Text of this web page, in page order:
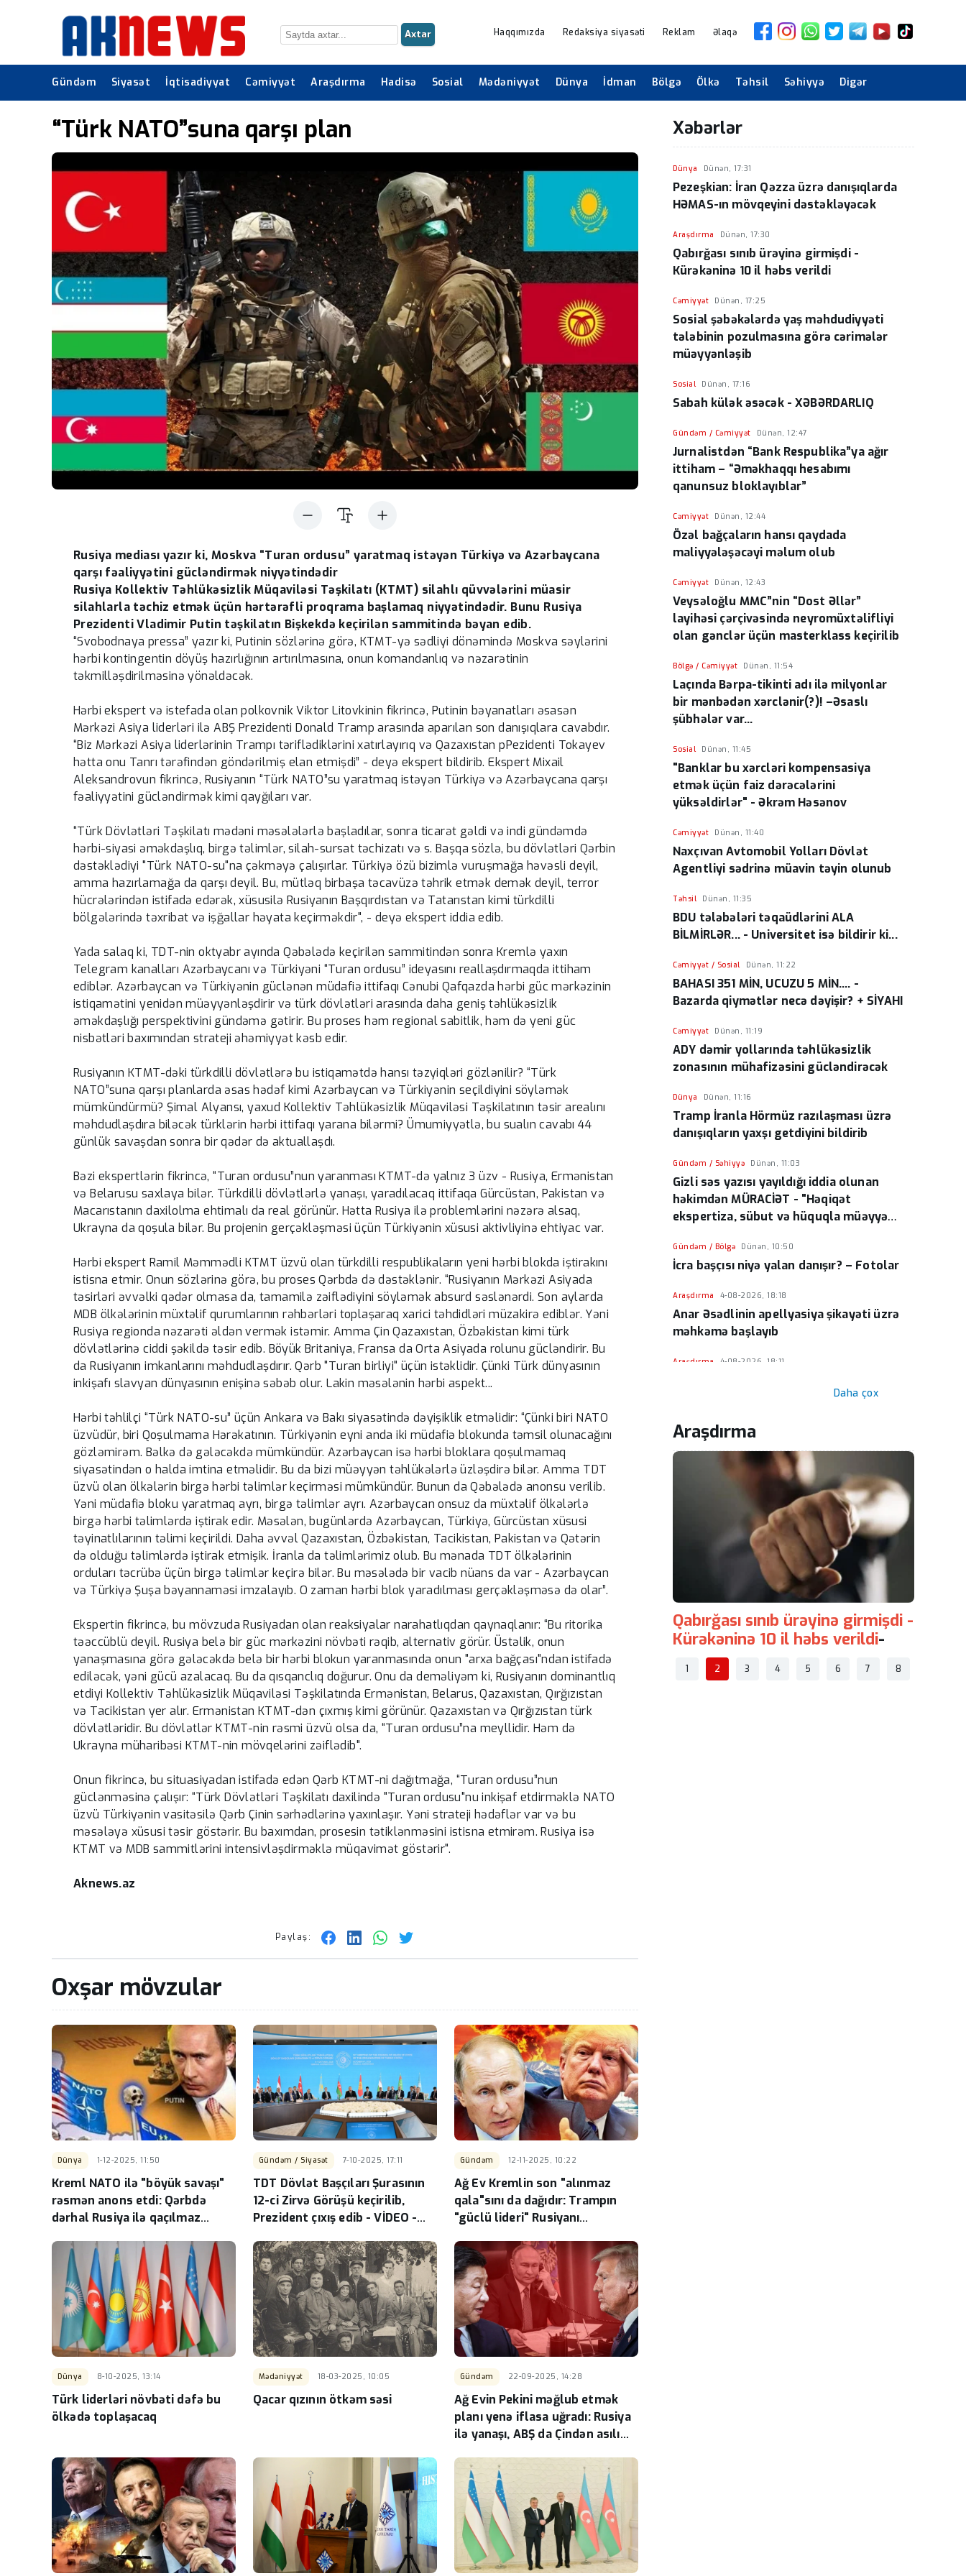
Axtar Haqqımızda Redaksiya siyasəti Reklam Əlaqə
Gündəm Siyasət İqtisadiyyat Cəmiyyət Araşdırma Hadisə Sosial Mədəniyyət Dünya İdman Bölgə Ölkə Təhsil Səhiyyə Digər
“Türk NATO”suna qarşı plan
Rusiya mediası yazır ki, Moskva “Turan ordusu” yaratmaq istəyən Türkiyə və Azərbaycana
qarşı fəaliyyətini gücləndirmək niyyətindədir
Rusiya Kollektiv Təhlükəsizlik Müqaviləsi Təşkilatı (KTMT) silahlı qüvvələrini müasir
silahlarla təchiz etmək üçün hərtərəfli proqrama başlamaq niyyətindədir. Bunu Rusiya
Prezidenti Vladimir Putin təşkilatın Bişkekdə keçirilən sammitində bəyan edib.
“Svobodnaya pressa” yazır ki, Putinin sözlərinə görə, KTMT-yə sədliyi dönəmində Moskva səylərini
hərbi kontingentin döyüş hazırlığının artırılmasına, onun komandanlıq və nəzarətinin
təkmilləşdirilməsinə yönəldəcək.
Hərbi ekspert və istefada olan polkovnik Viktor Litovkinin fikrincə, Putinin bəyanatları əsasən
Mərkəzi Asiya liderləri ilə ABŞ Prezidenti Donald Tramp arasında aparılan son danışıqlara cavabdır.
“Biz Mərkəzi Asiya liderlərinin Trampı təriflədiklərini xatırlayırıq və Qazaxıstan pPezidenti Tokayev
hətta onu Tanrı tərəfindən göndərilmiş elan etmişdi” - deyə ekspert bildirib. Ekspert Mixail
Aleksandrovun fikrincə, Rusiyanın “Türk NATO”su yaratmaq istəyən Türkiyə və Azərbaycana qarşı
fəaliyyətini gücləndirmək kimi qayğıları var.
“Türk Dövlətləri Təşkilatı mədəni məsələlərlə başladılar, sonra ticarət gəldi və indi gündəmdə
hərbi-siyasi əməkdaşlıq, birgə təlimlər, silah-sursat təchizatı və s. Başqa sözlə, bu dövlətləri Qərbin
dəstəklədiyi "Türk NATO-su"na çəkməyə çalışırlar. Türkiyə özü bizimlə vuruşmağa həvəsli deyil,
amma hazırlamağa da qarşı deyil. Bu, mütləq birbaşa təcavüzə təhrik etmək demək deyil, terror
hücrələrindən istifadə edərək, xüsusilə Rusiyanın Başqırdıstan və Tatarıstan kimi türkdilli
bölgələrində təxribat və işğallar həyata keçirməkdir", - deyə ekspert iddia edib.
Yada salaq ki, TDT-nin oktyabr ayında Qəbələdə keçirilən sammitindən sonra Kremlə yaxın
Telegram kanalları Azərbaycanı və Türkiyəni “Turan ordusu” ideyasını reallaşdırmaqda ittiham
ediblər. Azərbaycan və Türkiyənin güclənən müdafiə ittifaqı Cənubi Qafqazda hərbi güc mərkəzinin
istiqamətini yenidən müəyyənləşdirir və türk dövlətləri arasında daha geniş təhlükəsizlik
əməkdaşlığı perspektivini gündəmə gətirir. Bu proses həm regional sabitlik, həm də yeni güc
nisbətləri baxımından strateji əhəmiyyət kəsb edir.
Rusiyanın KTMT-dəki türkdilli dövlətlərə bu istiqamətdə hansı təzyiqləri gözlənilir? “Türk
NATO”suna qarşı planlarda əsas hədəf kimi Azərbaycan və Türkiyənin seçildiyini söyləmək
mümkündürmü? Şimal Alyansı, yaxud Kollektiv Təhlükəsizlik Müqaviləsi Təşkilatının təsir arealını
məhdudlaşdıra biləcək türklərin hərbi ittifaqı yarana bilərmi? Ümumiyyətlə, bu sualın cavabı 44
günlük savaşdan sonra bir qədər də aktuallaşdı.
Bəzi ekspertlərin fikrincə, “Turan ordusu”nun yaranması KTMT-də yalnız 3 üzv - Rusiya, Ermənistan
və Belarusu saxlaya bilər. Türkdilli dövlətlərlə yanaşı, yaradılacaq ittifaqa Gürcüstan, Pakistan və
Macarıstanın daxilolma ehtimalı da real görünür. Hətta Rusiya ilə problemlərini nəzərə alsaq,
Ukrayna da qoşula bilər. Bu projenin gerçəkləşməsi üçün Türkiyənin xüsusi aktivliyinə ehtiyac var.
Hərbi ekspert Ramil Məmmədli KTMT üzvü olan türkdilli respublikaların yeni hərbi blokda iştirakını
istisna etmir. Onun sözlərinə görə, bu proses Qərbdə də dəstəklənir. “Rusiyanın Mərkəzi Asiyada
təsirləri əvvəlki qədər olmasa da, tamamilə zəiflədiyini söyləmək absurd səslənərdi. Son aylarda
MDB ölkələrinin müxtəlif qurumlarının rəhbərləri toplaşaraq xarici təhdidləri müzakirə ediblər. Yəni
Rusiya regionda nəzarəti əldən vermək istəmir. Amma Çin Qazaxıstan, Özbəkistan kimi türk
dövlətlərinə ciddi şəkildə təsir edib. Böyük Britaniya, Fransa da Orta Asiyada rolunu gücləndirir. Bu
da Rusiyanın imkanlarını məhdudlaşdırır. Qərb "Turan birliyi" üçün istəklidir. Çünki Türk dünyasının
inkişafı slavyan dünyasının enişinə səbəb olur. Lakin məsələnin hərbi aspekt...
Hərbi təhlilçi “Türk NATO-su” üçün Ankara və Bakı siyasətində dəyişiklik etməlidir: “Çünki biri NATO
üzvüdür, biri Qoşulmama Hərəkatının. Türkiyənin eyni anda iki müdafiə blokunda təmsil olunacağını
gözləmirəm. Bəlkə də gələcəkdə mümkündür. Azərbaycan isə hərbi bloklara qoşulmamaq
siyasətindən o halda imtina etməlidir. Bu da bizi müəyyən təhlükələrlə üzləşdirə bilər. Amma TDT
üzvü olan ölkələrin birgə hərbi təlimlər keçirməsi mümkündür. Bunun da Qəbələdə anonsu verilib.
Yəni müdafiə bloku yaratmaq ayrı, birgə təlimlər ayrı. Azərbaycan onsuz da müxtəlif ölkələrlə
birgə hərbi təlimlərdə iştirak edir. Məsələn, bugünlərdə Azərbaycan, Türkiyə, Gürcüstan xüsusi
təyinatlılarının təlimi keçirildi. Daha əvvəl Qazaxıstan, Özbəkistan, Tacikistan, Pakistan və Qətərin
də olduğu təlimlərdə iştirak etmişik. İranla da təlimlərimiz olub. Bu mənada TDT ölkələrinin
orduları təcrübə üçün birgə təlimlər keçirə bilər. Bu məsələdə bir vacib nüans da var - Azərbaycan
və Türkiyə Şuşa bəyannaməsi imzalayıb. O zaman hərbi blok yaradılması gerçəkləşməsə də olar”.
Ekspertin fikrincə, bu mövzuda Rusiyadan olan reaksiyalar narahatlıqdan qaynaqlanır: “Bu ritorika
təəccüblü deyil. Rusiya belə bir güc mərkəzini növbəti rəqib, alternativ görür. Üstəlik, onun
yanaşmasına görə gələcəkdə belə bir hərbi blokun yaranmasında onun "arxa bağçası"ndan istifadə
ediləcək, yəni gücü azalacaq. Bu da qısqanclıq doğurur. Onu da deməliyəm ki, Rusiyanın dominantlıq
etdiyi Kollektiv Təhlükəsizlik Müqaviləsi Təşkilatında Ermənistan, Belarus, Qazaxıstan, Qırğızıstan
və Tacikistan yer alır. Ermənistan KTMT-dən çıxmış kimi görünür. Qazaxıstan və Qırğızıstan türk
dövlətləridir. Bu dövlətlər KTMT-nin rəsmi üzvü olsa da, “Turan ordusu”na meyllidir. Həm də
Ukrayna müharibəsi KTMT-nin mövqelərini zəiflədib".
Onun fikrincə, bu situasiyadan istifadə edən Qərb KTMT-ni dağıtmağa, “Turan ordusu”nun
güclənməsinə çalışır: “Türk Dövlətləri Təşkilatı daxilində "Turan ordusu"nu inkişaf etdirməklə NATO
üzvü Türkiyənin vasitəsilə Qərb Çinin sərhədlərinə yaxınlaşır. Yəni strateji hədəflər var və bu
məsələyə xüsusi təsir göstərir. Bu baxımdan, prosesin tətiklənməsini istisna etmirəm. Rusiya isə
KTMT və MDB sammitlərini intensivləşdirməklə müqavimət göstərir".
Aknews.az
Paylaş:
Oxşar mövzular
Dünya 1-12-2025, 11:50
Kreml NATO ilə "böyük savaşı"
rəsmən anons etdi: Qərbdə
dərhal Rusiya ilə qaçılmaz
Gündəm / Siyasət 7-10-2025, 17:11
TDT Dövlət Başçıları Şurasının
12-ci Zirvə Görüşü keçirilib,
Prezident çıxış edib - VİDEO -
Gündəm 12-11-2025, 10:22
Ağ Ev Kremlin son "alınmaz
qala"sını da dağıdır: Trampın
"güclü lideri" Rusiyanı
Dünya 8-10-2025, 13:14
Türk liderləri növbəti dəfə bu
ölkədə toplaşacaq
Mədəniyyət 18-03-2025, 10:05
Qacar qızının ötkəm səsi
Gündəm 22-09-2025, 14:28
Ağ Evin Pekini məğlub etmək
planı yenə iflasa uğradı: Rusiya
ilə yanaşı, ABŞ da Çindən asılı
Xəbərlər
Dünya Dünən, 17:31
Pezeşkian: İran Qəzza üzrə danışıqlarda
HƏMAS-ın mövqeyini dəstəkləyəcək
Araşdırma Dünən, 17:30
Qabırğası sınıb ürəyinə girmişdi -
Kürəkəninə 10 il həbs verildi
Cəmiyyət Dünən, 17:25
Sosial şəbəkələrdə yaş məhdudiyyəti
tələbinin pozulmasına görə cərimələr
müəyyənləşib
Sosial Dünən, 17:16
Sabah külək əsəcək - XƏBƏRDARLIQ
Gündəm / Cəmiyyət Dünən, 12:47
Jurnalistdən “Bank Respublika”ya ağır
ittiham – “Əməkhaqqı hesabımı
qanunsuz bloklayıblar”
Cəmiyyət Dünən, 12:44
Özəl bağçaların hansı qaydada
maliyyələşəcəyi məlum olub
Cəmiyyət Dünən, 12:43
Veysəloğlu MMC”nin “Dost Əllər”
layihəsi çərçivəsində neyromüxtəlifliyi
olan gənclər üçün masterklass keçirilib
Bölgə / Cəmiyyət Dünən, 11:54
Laçında Bərpa-tikinti adı ilə milyonlar
bir mənbədən xərclənir(?)! –Əsaslı
şübhələr var...
Sosial Dünən, 11:45
"Banklar bu xərcləri kompensasiya
etmək üçün faiz dərəcələrini
yüksəldirlər" - Əkrəm Həsənov
Cəmiyyət Dünən, 11:40
Naxçıvan Avtomobil Yolları Dövlət
Agentliyi sədrinə müavin təyin olunub
Təhsil Dünən, 11:35
BDU tələbələri təqaüdlərini ALA
BİLMİRLƏR... - Universitet isə bildirir ki...
Cəmiyyət / Sosial Dünən, 11:22
BAHASI 351 MİN, UCUZU 5 MİN.... -
Bazarda qiymətlər necə dəyişir? + SİYAHI
Cəmiyyət Dünən, 11:19
ADY dəmir yollarında təhlükəsizlik
zonasının mühafizəsini gücləndirəcək
Dünya Dünən, 11:16
Tramp İranla Hörmüz razılaşması üzrə
danışıqların yaxşı getdiyini bildirib
Gündəm / Səhiyyə Dünən, 11:03
Gizli səs yazısı yayıldığı iddia olunan
həkimdən MÜRACİƏT - "Həqiqət
ekspertiza, sübut və hüquqla müəyyən
Gündəm / Bölgə Dünən, 10:50
İcra başçısı niyə yalan danışır? – Fotolar
Araşdırma 4-08-2026, 18:18
Anar Əsədlinin apellyasiya şikayəti üzrə
məhkəmə başlayıb
Araşdırma 4-08-2026, 18:11
verildi - Milyonluq əmlakı müsadirə
Daha çox
Araşdırma
Laçında Bərpa-tikinti adı ilə
milyonlar bir mənbədən
xərclənir(?)! –Əsaslı şübhələr
var...-
Pezeşkian: İran Qəzza üzrə
danışıqlarda HƏMAS-ın
mövqeyini dəstəkləyəcək-
Qabırğası sınıb ürəyinə girmişdi -
Kürəkəninə 10 il həbs verildi-
1 2 3 4 5 6 7 8